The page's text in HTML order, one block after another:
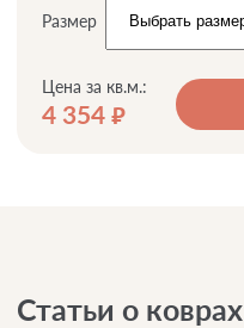
Размер
Цена за кв.м.:
4 354 руб.
Статьи о коврах